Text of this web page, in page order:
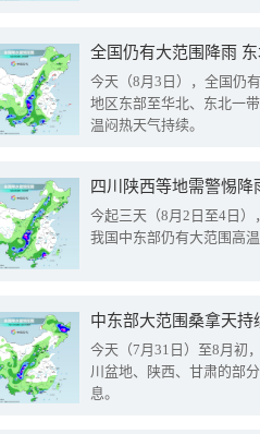
全国仍有大范围降雨
今天（8月3日），全国仍
地区东部至华北、东北一
温闷热天气持续。
今起三天（8月2日至4日
我国中东部仍有大范围高
中东部大范围桑拿天
今天（7月31日）至8月初
川盆地、陕西、甘肃的部
息。